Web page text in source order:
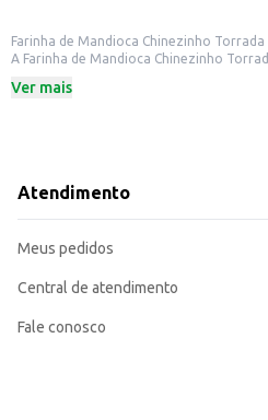
Farinha de Mandioca Chinezinho
A Farinha de Mandioca Chinezinho Torrada em pacote de 500g é uma opção
Dicas de uso:
A Farinha de Mandioca Chinezinho
satisfatórios em diferentes aplicações
Departamento: Mercearia
Conteúdo: 500g
Ver mais
Atendimento
Meus pedidos
Central de atendimento
Fale conosco